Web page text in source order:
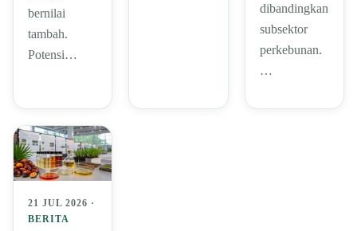
bernilai
tambah.
Potensi…
dibandingkan
subsektor
perkebunan.
…
21 JUL 2026 ·
BERITA